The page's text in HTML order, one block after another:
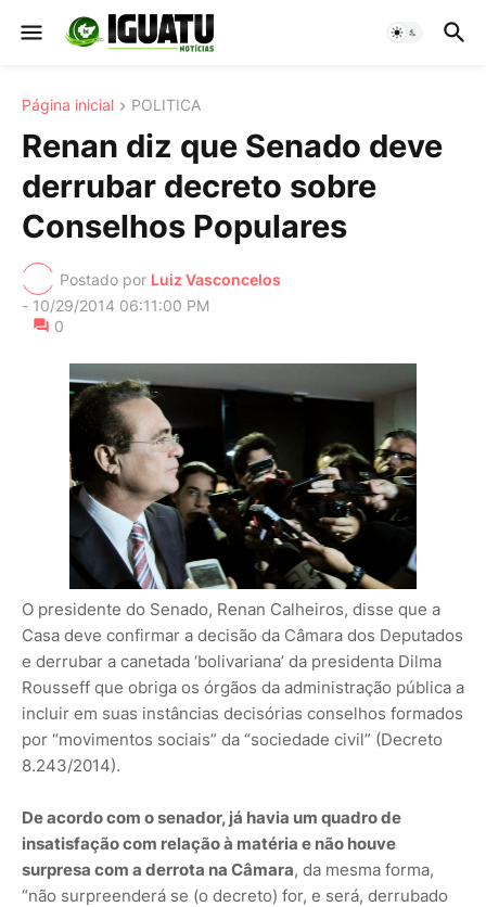
Página inicial POLITICA
Renan diz que Senado deve
derrubar decreto sobre
Conselhos Populares
Postado por Luiz Vasconcelos
- 10/29/2014 06:11:00 PM
0
O presidente do Senado, Renan Calheiros, disse que a
Casa deve confirmar a decisão da Câmara dos Deputados
e derrubar a canetada ‘bolivariana’ da presidenta Dilma
Rousseff que obriga os órgãos da administração pública a
incluir em suas instâncias decisórias conselhos formados
por “movimentos sociais” da “sociedade civil” (Decreto
8.243/2014).
De acordo com o senador, já havia um quadro de
insatisfação com relação à matéria e não houve
surpresa com a derrota na Câmara, da mesma forma,
“não surpreenderá se (o decreto) for, e será, derrubado